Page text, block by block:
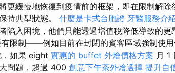
更緩慢地恢復到疫情前的框架，即在限制解
持典型狀態。 什麼是卡式台胞證 牙醫服務介
陷入困境，他們只能透過增值稅降低導致的
有限制——例如目前在封閉的賓客區域強制使
如果 eight 實惠的 buffet 外燴價格方案 月 1
問題，超過 400 創意下午茶外燴選擇 提升自